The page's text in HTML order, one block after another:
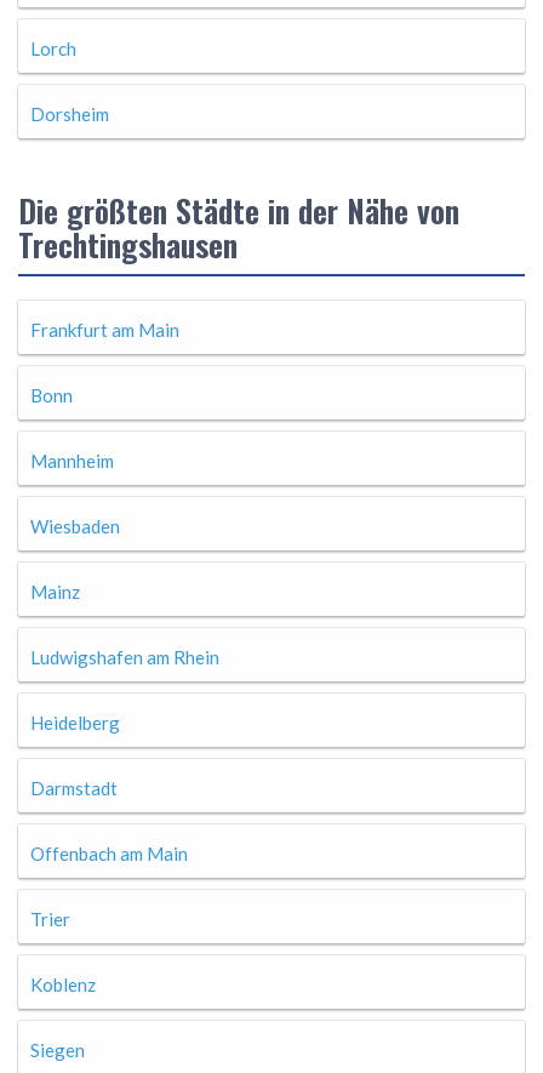
Lorch
Dorsheim
Die größten Städte in der Nähe von
Trechtingshausen
Frankfurt am Main
Bonn
Mannheim
Wiesbaden
Mainz
Ludwigshafen am Rhein
Heidelberg
Darmstadt
Offenbach am Main
Trier
Koblenz
Siegen